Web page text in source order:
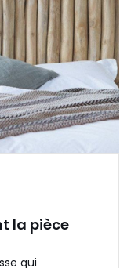
la pièce
qui